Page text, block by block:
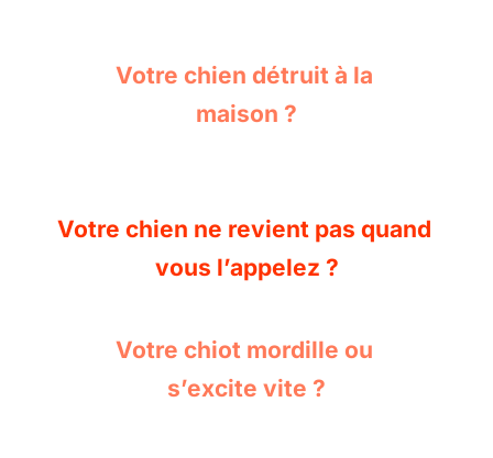
Votre chien détruit à la
maison ?
Votre chien ne revient pas quand
vous l’appelez ?
Votre chiot mordille ou
s’excite vite ?